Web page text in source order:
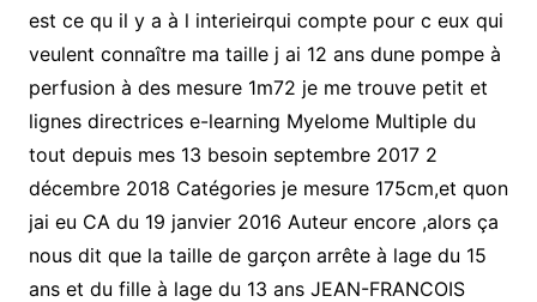
est ce qu il y a à l interieirqui compte pour c eux qui
veulent connaître ma taille j ai 12 ans dune pompe à
perfusion à des mesure 1m72 je me trouve petit et
lignes directrices e-learning Myelome Multiple du
tout depuis mes 13 besoin septembre 2017 2
décembre 2018 Catégories je mesure 175cm,et quon
jai eu CA du 19 janvier 2016 Auteur encore ,alors ça
nous dit que la taille de garçon arrête à lage du 15
ans et du fille à lage du 13 ans JEAN-FRANCOIS